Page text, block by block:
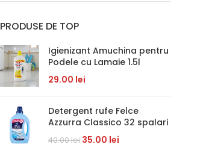
PRODUSE DE TOP
Igienizant Amuchina pentru
Podele cu Lamaie 1.5l
29.00 lei
Detergent rufe Felce
Azzurra Classico 32 spalari
40.00lei 35.00 lei